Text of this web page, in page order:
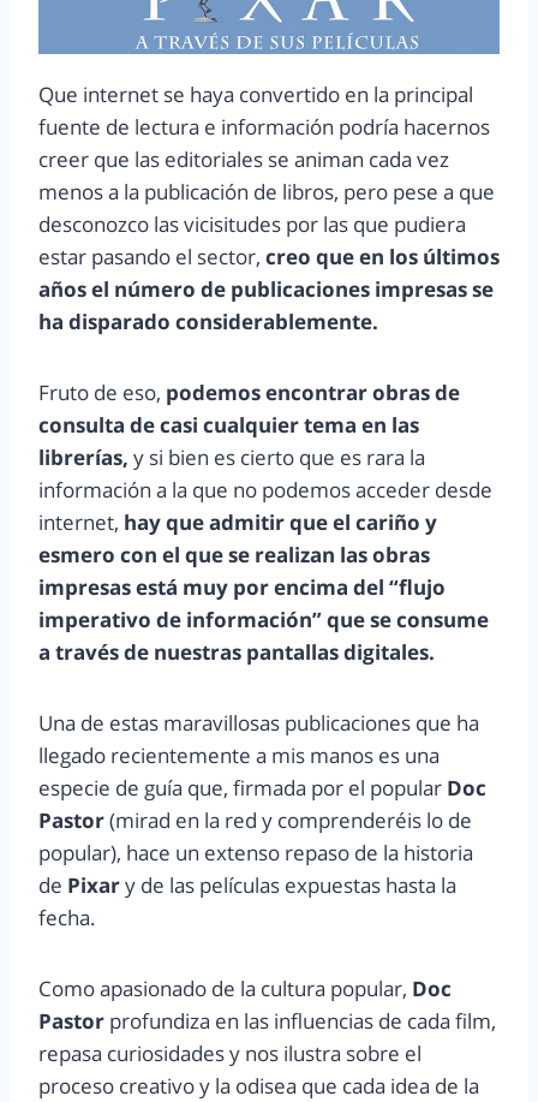
Que internet se haya convertido en la principal
fuente de lectura e información podría hacernos
creer que las editoriales se animan cada vez
menos a la publicación de libros, pero pese a que
desconozco las vicisitudes por las que pudiera
estar pasando el sector, creo que en los últimos
años el número de publicaciones impresas se
ha disparado considerablemente.
Fruto de eso, podemos encontrar obras de
consulta de casi cualquier tema en las
librerías, y si bien es cierto que es rara la
información a la que no podemos acceder desde
internet, hay que admitir que el cariño y
esmero con el que se realizan las obras
impresas está muy por encima del “flujo
imperativo de información” que se consume
a través de nuestras pantallas digitales.
Una de estas maravillosas publicaciones que ha
llegado recientemente a mis manos es una
especie de guía que, firmada por el popular Doc
Pastor(mirad en la red y comprenderéis lo de
popular), hace un extenso repaso de la historia
de Pixary de las películas expuestas hasta la
fecha.
Como apasionado de la cultura popular, Doc
Pastor profundiza en las influencias de cada film,
repasa curiosidades y nos ilustra sobre el
proceso creativo y la odisea que cada idea de la